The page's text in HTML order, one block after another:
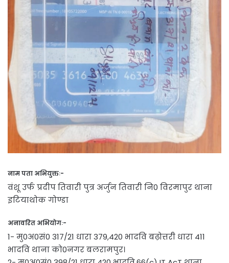
नाम पता अभियुक्तः-
वंशू उर्फ प्रदीप तिवारी पुत्र अर्जुन तिवारी नि0 विरमापुर थाना
इटियाथोक गोण्डा
अनावरित अभियोगः-
1- मु0अ0सं0 317/21 धारा 379,420 भादवि बढ़ोत्तरी धारा 411
भादवि थाना को0नगर बलरामपुर।